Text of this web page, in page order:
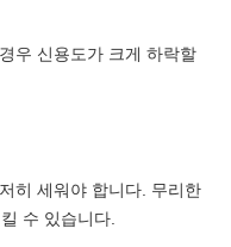
우 신용도가 크게 하락할
히 세워야 합니다. 무리한
수 있습니다.